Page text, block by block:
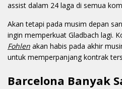
assist dalam 24 laga di semua
Akan tetapi pada musim depan
ingin memperkuat Gladbach lagi.
Fohlen akan habis pada akhir
untuk memperpanjang kontrak
Barcelona Banyak